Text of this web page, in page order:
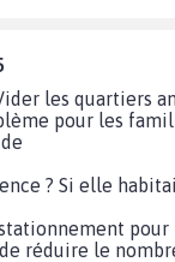
les quartiers
pour les
? Si elle
réduire le